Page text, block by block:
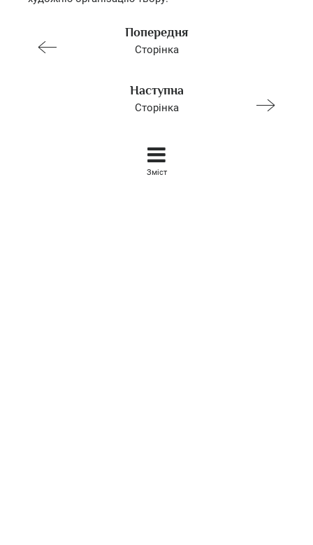
Попередня
Сторінка
Наступна
Сторінка
Зміст